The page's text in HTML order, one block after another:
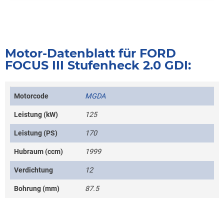
Motor-Datenblatt für FORD
FOCUS III Stufenheck 2.0 GDI:
Motorcode MGDA
Leistung (kW) 125
Leistung (PS) 170
Hubraum (ccm) 1999
Verdichtung 12
Bohrung (mm) 87.5